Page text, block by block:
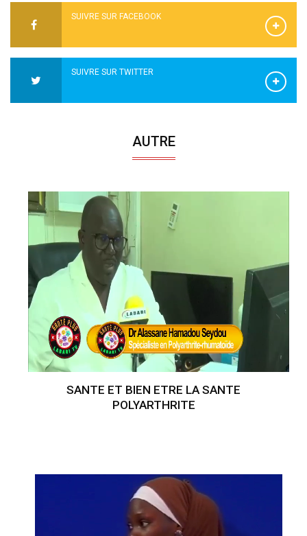
SUIVRE SUR FACEBOOK
SUIVRE SUR TWITTER
AUTRE
SANTE ET BIEN ETRE LA SANTE
POLYARTHRITE